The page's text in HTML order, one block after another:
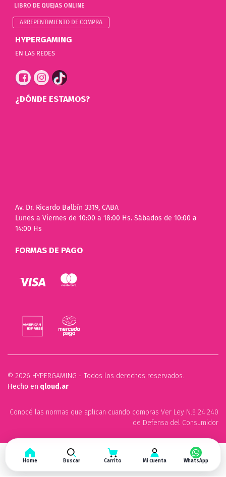
LIBRO DE QUEJAS ONLINE
ARREPENTIMIENTO DE COMPRA
HYPERGAMING
EN LAS REDES
¿DÓNDE ESTAMOS?
Av. Dr. Ricardo Balbín 3319, CABA
Lunes a Viernes de 10:00 a 18:00 Hs. Sábados de 10:00 a
14:00 Hs
FORMAS DE PAGO
© 2026 HYPERGAMING - Todos los derechos reservados.
Hecho en qloud.ar
Conocé las normas que aplican cuando compras Ver Ley N.º 24.240
de Defensa del Consumidor
Home Buscar Carrito Mi cuenta